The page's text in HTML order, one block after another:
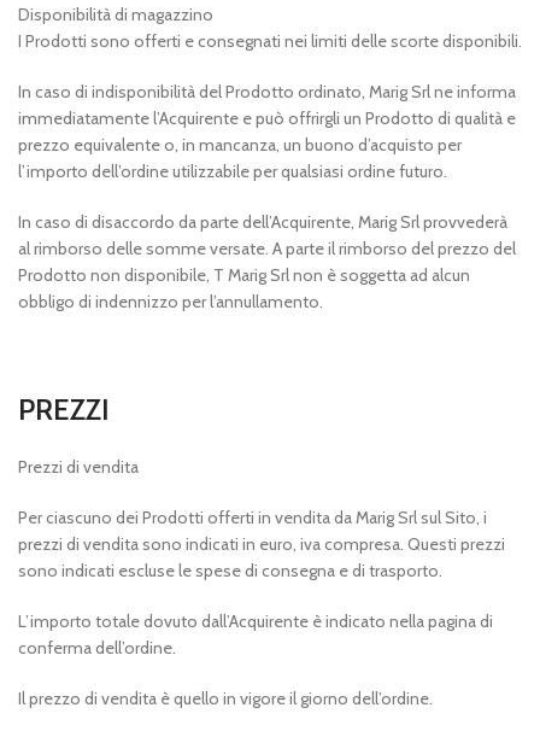
Disponibilità di magazzino
I Prodotti sono offerti e consegnati nei limiti delle scorte disponibili.
In caso di indisponibilità del Prodotto ordinato, Marig Srl ne informa
immediatamente l’Acquirente e può offrirgli un Prodotto di qualità e
prezzo equivalente o, in mancanza, un buono d’acquisto per
l’importo dell’ordine utilizzabile per qualsiasi ordine futuro.
In caso di disaccordo da parte dell’Acquirente, Marig Srl provvederà
al rimborso delle somme versate. A parte il rimborso del prezzo del
Prodotto non disponibile, T Marig Srl non è soggetta ad alcun
obbligo di indennizzo per l’annullamento.
PREZZI
Prezzi di vendita
Per ciascuno dei Prodotti offerti in vendita da Marig Srl sul Sito, i
prezzi di vendita sono indicati in euro, iva compresa. Questi prezzi
sono indicati escluse le spese di consegna e di trasporto.
L’importo totale dovuto dall’Acquirente è indicato nella pagina di
conferma dell’ordine.
Il prezzo di vendita è quello in vigore il giorno dell’ordine.